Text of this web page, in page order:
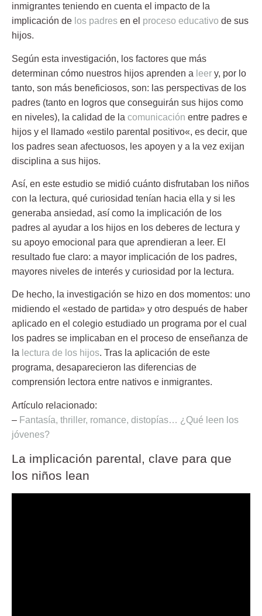
inmigrantes teniendo en cuenta el impacto de la
implicación de los padres en el proceso educativo de sus
hijos.
Según esta investigación, los factores que más
determinan cómo nuestros hijos aprenden a leer y, por lo
tanto, son más beneficiosos, son: las perspectivas de los
padres (tanto en logros que conseguirán sus hijos como
en niveles), la calidad de la comunicación entre padres e
hijos y el llamado «estilo parental positivo«, es decir, que
los padres sean afectuosos, les apoyen y a la vez exijan
disciplina a sus hijos.
Así, en este estudio se midió cuánto disfrutaban los niños
con la lectura, qué curiosidad tenían hacia ella y si les
generaba ansiedad, así como la implicación de los
padres al ayudar a los hijos en los deberes de lectura y
su apoyo emocional para que aprendieran a leer. El
resultado fue claro: a mayor implicación de los padres,
mayores niveles de interés y curiosidad por la lectura.
De hecho, la investigación se hizo en dos momentos: uno
midiendo el «estado de partida» y otro después de haber
aplicado en el colegio estudiado un programa por el cual
los padres se implicaban en el proceso de enseñanza de
la lectura de los hijos. Tras la aplicación de este
programa, desaparecieron las diferencias de
comprensión lectora entre nativos e inmigrantes.
Artículo relacionado:
– Fantasía, thriller, romance, distopías… ¿Qué leen los
jóvenes?
La implicación parental, clave para que
los niños lean